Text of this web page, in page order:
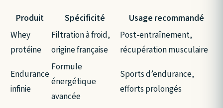
Produit Spécificité
Usage recommandé
Whey
protéine
Filtration à froid,
origine française
Post-entraînement,
récupération musculaire
Endurance
infinie
Formule
énergétique
avancée
Sports d’endurance,
efforts prolongés